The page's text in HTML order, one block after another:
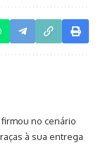
no cenário
à sua entrega